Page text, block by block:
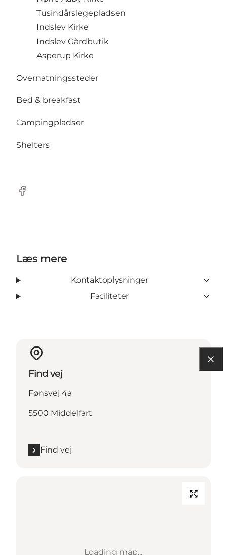
Tusindårslegepladsen
Indslev Kirke
Indslev Gårdbutik
Asperup Kirke
Overnatningssteder
Bed & breakfast
Campingpladser
Shelters
Facebook
Læs mere
Kontaktoplysninger
Faciliteter
Find vej
Fønsvej 4a
5500 Middelfart
Find vej
Loading map...